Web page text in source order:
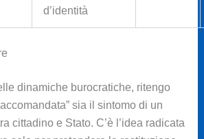
d’identità
dinamiche burocratiche, ritengo
sia il sintomo di un
cittadino e Stato. C’è l’idea radicata